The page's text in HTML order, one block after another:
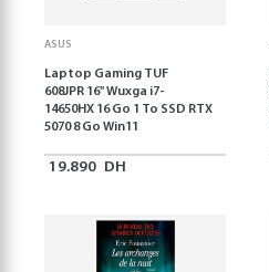
ASUS
Laptop Gaming TUF
608JPR 16'' Wuxga i7-
14650HX 16 Go 1 To SSD RTX
5070 8 Go Win11
19.890 DH